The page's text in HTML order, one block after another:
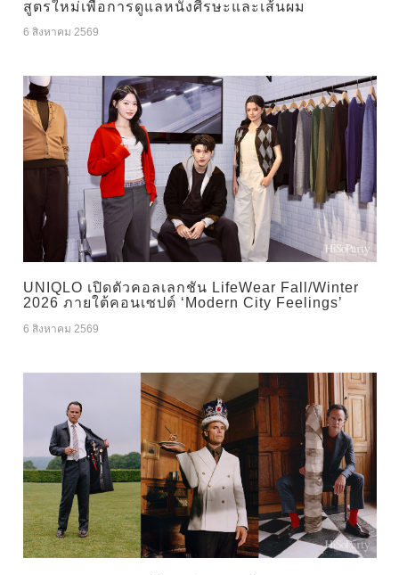
สูตรใหม่เพื่อการดูแลหนังศีรษะและเส้นผม
6 สิงหาคม 2569
UNIQLO เปิดตัวคอลเลกชัน LifeWear Fall/Winter
2026 ภายใต้คอนเซปต์ ‘Modern City Feelings’
6 สิงหาคม 2569